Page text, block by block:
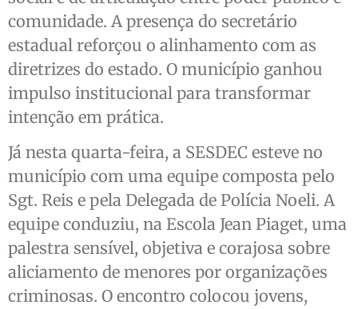
comunidade. A presença do secretário
estadual reforçou o alinhamento com as
diretrizes do estado. O município ganhou
impulso institucional para transformar
intenção em prática.
Já nesta quarta-feira, a SESDEC esteve no
município com uma equipe composta pelo
Sgt. Reis e pela Delegada de Polícia Noeli. A
equipe conduziu, na Escola Jean Piaget, uma
palestra sensível, objetiva e corajosa sobre
aliciamento de menores por organizações
criminosas. O encontro colocou jovens,